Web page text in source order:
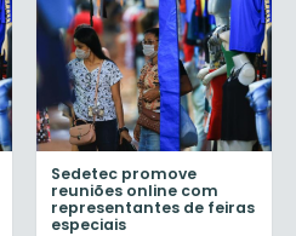
Sedetec promove
reuniões online com
representantes de feiras
especiais